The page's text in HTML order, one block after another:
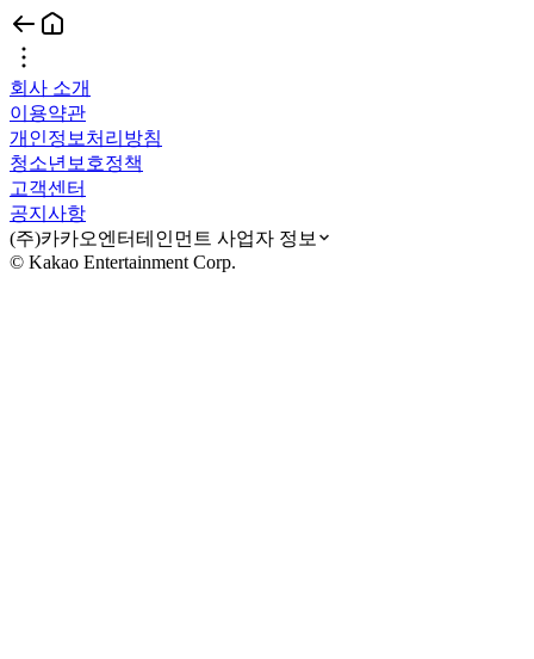
회사 소개
이용약관
개인정보처리방침
청소년보호정책
고객센터
공지사항
(주)카카오엔터테인먼트 사업자 정보
© Kakao Entertainment Corp.